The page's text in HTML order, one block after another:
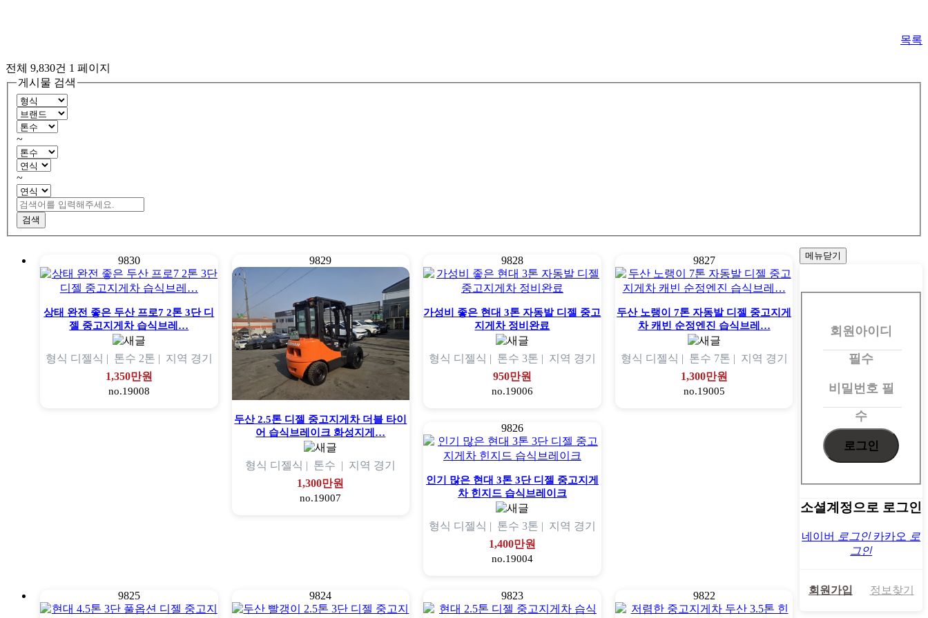
목록
전체 9,830건 1 페이지
게시물 검색
~
~
검색
9830
상태 완전 좋은 두산 프로7 2톤 3단 디
젤 중고지게차 습식브레…
형식 디젤식 | 톤수 2톤 | 지역 경기
1,350만원
no.19008
9829
두산 2.5톤 디젤 중고지게차 더블 타이
어 습식브레이크 화성지게…
형식 디젤식 | 톤수 지역 경기
1,300만원
no.19007
9828
가성비 좋은 현대 3톤 자동발 디젤 중고
지게차 정비완료
형식 디젤식 | 톤수 3톤 | 지역 경기
950만원
no.19006
9827
두산 노랭이 7톤 자동발 디젤 중고지게
차 캐빈 순정엔진 습식브레…
형식 디젤식 | 톤수 7톤 | 지역 경기
1,300만원
no.19005
9826
인기 많은 현대 3톤 3단 디젤 중고지게
차 힌지드 습식브레이크
형식 디젤식 | 톤수 3톤 | 지역 경기
1,400만원
no.19004
9825 9824 9823 9822
메뉴닫기
회
회원아이디
필수
비밀번호필
수
소셜계정으로 로그인
네이버 로그인 카카오 로
그인
회원가입 정보찾기